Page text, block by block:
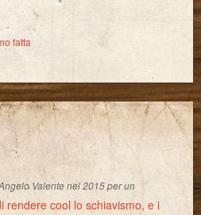
fatta
Valente nel 2015 per un
rendere cool lo schiavismo, e i